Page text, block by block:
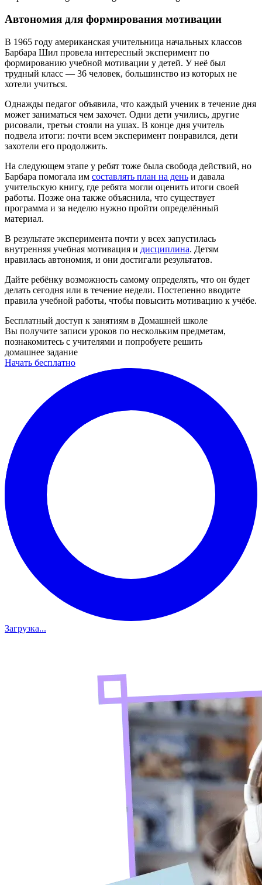
Автономия для формирования мотивации
В 1965 году американская учительница начальных классов
Барбара Шил провела интересный эксперимент по
формированию учебной мотивации у детей. У неё был
трудный класс — 36 человек, большинство из которых не
хотели учиться.
Однажды педагог объявила, что каждый ученик в течение дня
может заниматься чем захочет. Одни дети учились, другие
рисовали, третьи стояли на ушах. В конце дня учитель
подвела итоги: почти всем эксперимент понравился, дети
захотели его продолжить.
На следующем этапе у ребят тоже была свобода действий, но
Барбара помогала им составлять план на день и давала
учительскую книгу, где ребята могли оценить итоги своей
работы. Позже она также объяснила, что существует
программа и за неделю нужно пройти определённый
материал.
В результате эксперимента почти у всех запустилась
внутренняя учебная мотивация и дисциплина. Детям
нравилась автономия, и они достигали результатов.
Дайте ребёнку возможность самому определять, что он будет
делать сегодня или в течение недели. Постепенно вводите
правила учебной работы, чтобы повысить мотивацию к учёбе.
Бесплатный доступ к занятиям в Домашней школе
Вы получите записи уроков по нескольким предметам,
познакомитесь с учителями и попробуете решить
домашнее задание
Начать бесплатно
Загрузка...